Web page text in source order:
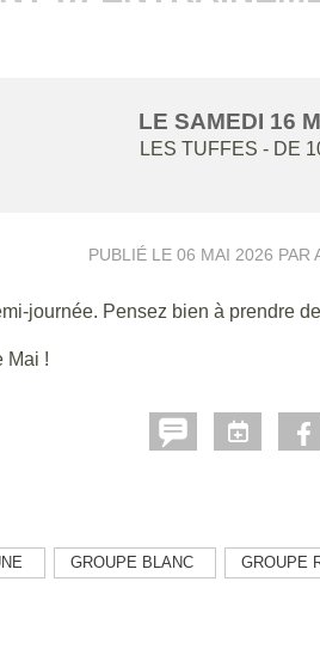
LE SAMEDI 16
LES TUFFES - DE
PUBLIÉ LE 06 MAI 2026 PAR
journée. Pensez bien à prendre
Mai !
GROUPE BLANC GROUPE